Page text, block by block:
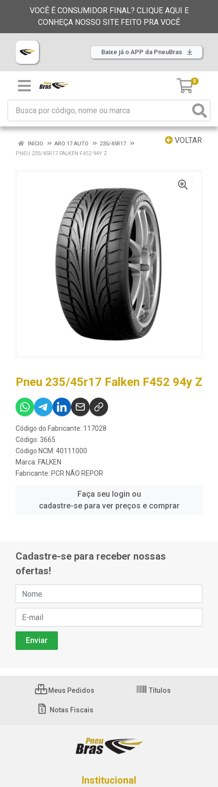
VOCÊ É CONSUMIDOR FINAL? CLIQUE AQUI E
CONHEÇA NOSSO SITE FEITO PRA VOCÊ
Baixe já o APP da PneuBras
0
VOLTAR
INÍCIO ARO 17 AUTO
235/45R17
PNEU 235/45R17 FALKEN F452 94Y Z
Pneu 235/45r17 Falken F452 94y Z
Código do Fabricante: 117028
Código: 3665
Código NCM: 40111000
Marca: FALKEN
Fabricante: PCR NÃO REPOR
Faça seu login ou
cadastre-se para ver preços e comprar
Cadastre-se para receber nossas
ofertas!
Meus Pedidos Títulos
Notas Fiscais
Institucional